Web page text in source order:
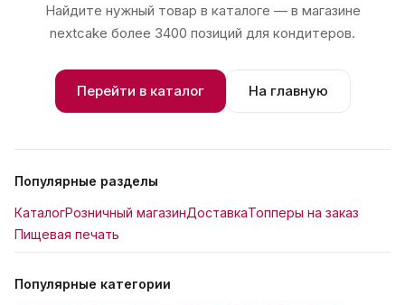
Найдите нужный товар в каталоге — в магазине
nextcake более 3400 позиций для кондитеров.
Перейти в каталог На главную
Популярные разделы
КаталогРозничный магазинДоставкаТопперы на заказ
Пищевая печать
Популярные категории